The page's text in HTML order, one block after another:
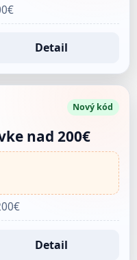
Detail
Nový kód
nad 200€
Detail